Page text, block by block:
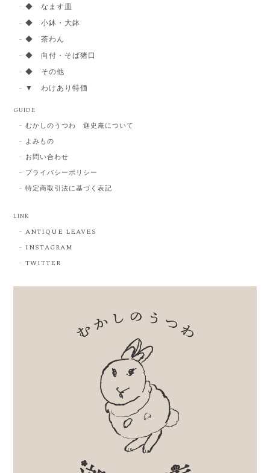
◆ なます皿
◆ 小鉢・大鉢
◆ 茶わん
◆ 向付・そば猪口
◆ その他
▼ わけあり特価
GUIDE
むかしのうつわ 迦史庵について
よみもの
お問い合わせ
プライバシーポリシー
特定商取引法に基づく表記
LINK
ANTIQUE LEAVES
INSTAGRAM
TWITTER